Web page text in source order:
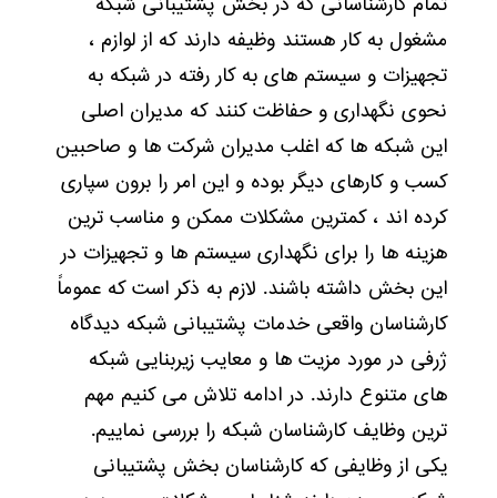
مشغول به کار هستند وظیفه دارند که از لوازم ،
تجهیزات و سیستم های به کار رفته در شبکه به
نحوی نگهداری و حفاظت کنند که مدیران اصلی
این شبکه ها که اغلب مدیران شرکت ها و صاحبین
کسب و کارهای دیگر بوده و این امر را برون سپاری
کرده اند ، کمترین مشکلات ممکن و مناسب ترین
هزینه ها را برای نگهداری سیستم ها و تجهیزات در
این بخش داشته باشند. لازم به ذکر است که عموماً
کارشناسان واقعی خدمات پشتیبانی شبکه دیدگاه
ژرفی در مورد مزیت ها و معایب زیربنایی شبکه
های متنوع دارند. در ادامه تلاش می کنیم مهم
ترین وظایف کارشناسان شبکه را بررسی نماییم.
یکی از وظایفی که کارشناسان بخش پشتیبانی